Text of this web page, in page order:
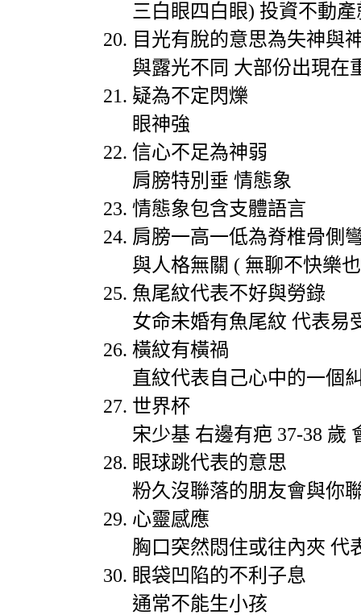
三白眼四白眼) 投資不動
目光有脫的意思為失神與
與露光不同 大部份出現在
疑為不定閃爍
眼神強
信心不足為神弱
肩膀特別垂 情態象
情態象包含支體語言
肩膀一高一低為脊椎骨側
與人格無關 ( 無聊不快樂
魚尾紋代表不好與勞錄
女命未婚有魚尾紋 代表易
橫紋有橫禍
直紋代表自己心中的一個
世界杯
宋少基 右邊有疤 37-38 歲
眼球跳代表的意思
粉久沒聯落的朋友會與你
心靈感應
胸口突然悶住或往內夾 代
眼袋凹陷的不利子息
通常不能生小孩